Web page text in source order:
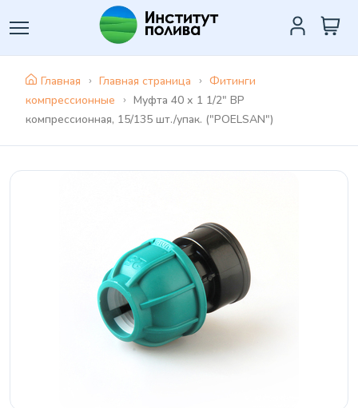
Главная Главная страница
Фитинги
компрессионные
Муфта 40 х 1 1/2" ВР
компрессионная, 15/135 шт./упак. ("POELSAN")